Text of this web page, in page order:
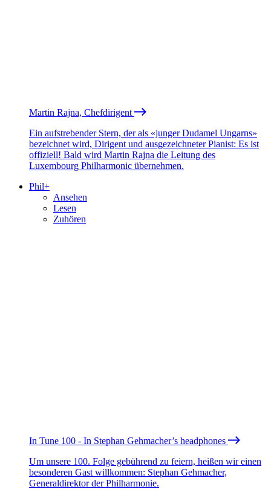
Martin Rajna, Chefdirigent
Ein aufstrebender Stern, der als «junger Dudamel Ungarns»
bezeichnet wird, Dirigent und ausgezeichneter Pianist: Es ist
offiziell! Bald wird Martin Rajna die Leitung des
Luxembourg Philharmonic übernehmen.
Phil+
Ansehen
Lesen
Zuhören
In Tune 100 - In Stephan Gehmacher’s headphones
Um unsere 100. Folge gebührend zu feiern, heißen wir einen
besonderen Gast willkommen: Stephan Gehmacher,
Generaldirektor der Philharmonie.